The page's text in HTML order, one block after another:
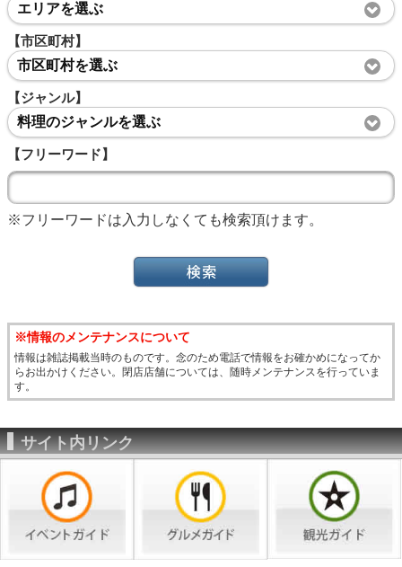
エリアを選ぶ
【市区町村】
市区町村を選ぶ
【ジャンル】
料理のジャンルを選ぶ
【フリーワード】
※フリーワードは入力しなくても検索頂けます。
※情報のメンテナンスについて
情報は雑誌掲載当時のものです。念のため電話で情報をお確かめになってか
らお出かけください。閉店店舗については、随時メンテナンスを行っていま
す。
サイト内リンク